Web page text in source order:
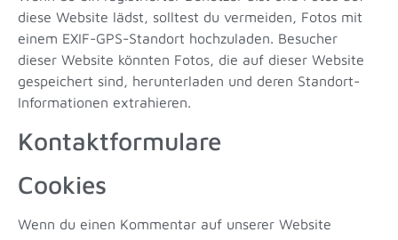
diese Website lädst, solltest du vermeiden, Fotos mit
einem EXIF-GPS-Standort hochzuladen. Besucher
dieser Website könnten Fotos, die auf dieser Website
gespeichert sind, herunterladen und deren Standort-
Informationen extrahieren.
Kontaktformulare
Cookies
Wenn du einen Kommentar auf unserer Website